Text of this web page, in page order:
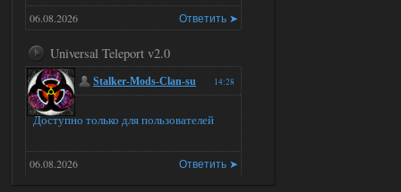
Ответить ➤
06.08.2026
Universal Teleport v2.0
14:28
Stalker-Mods-Clan-su
Доступно только для пользователей
Ответить ➤
06.08.2026